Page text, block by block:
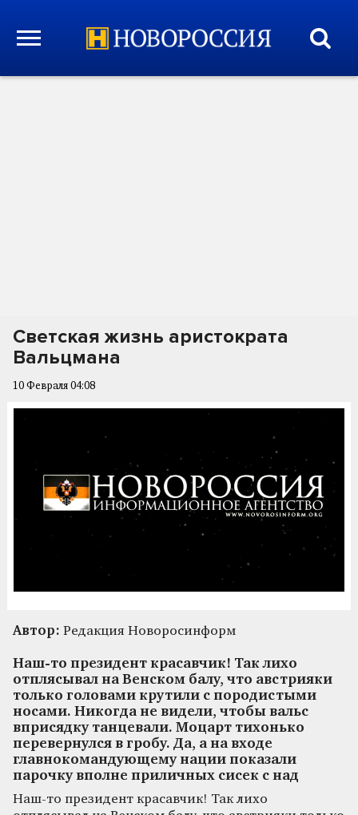
Светская жизнь аристократа
Вальцмана
10 Февраля 04:08
Автор: Редакция Новоросинформ
Наш-то президент красавчик! Так лихо
отплясывал на Венском балу, что австрияки
только головами крутили с породистыми
носами. Никогда не видели, чтобы вальс
вприсядку танцевали. Моцарт тихонько
перевернулся в гробу. Да, а на входе
главнокомандующему нации показали
парочку вполне приличных сисек с над
Наш-то президент красавчик! Так лихо